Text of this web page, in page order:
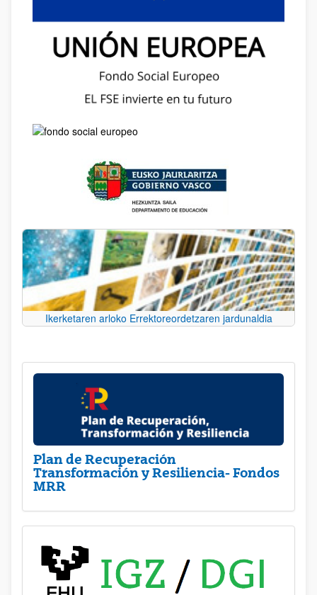
Ikerketaren arloko Errektoreordetzaren jardunaldia
Plan de Recuperación
Transformación y Resiliencia- Fondos
MRR